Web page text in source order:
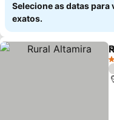
Selecione as datas para
exatos.
1